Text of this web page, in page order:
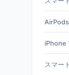
iPhone
スマー